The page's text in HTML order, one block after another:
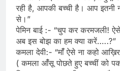
रही है, आपकी बच्ची है। आप इतनी
से।”
पेमिन बाई :- “चुप कर करमजली! ऐसे
अब इस बोझ का हम क्या करें…..?”
कमला देवी:- “मांँ ऐसे ना कहो आख़िर
( कमला आंँसू पोछते हुए बच्चीं को